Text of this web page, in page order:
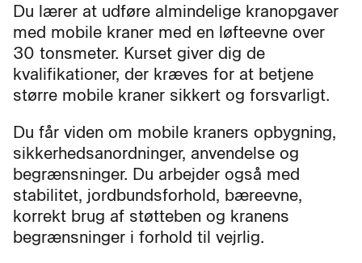
Du lærer at udføre almindelige kranopgaver
med mobile kraner med en løfteevne over
30 tonsmeter. Kurset giver dig de
kvalifikationer, der kræves for at betjene
større mobile kraner sikkert og forsvarligt.
Du får viden om mobile kraners opbygning,
sikkerhedsanordninger, anvendelse og
begrænsninger. Du arbejder også med
stabilitet, jordbundsforhold, bæreevne,
korrekt brug af støtteben og kranens
begrænsninger i forhold til vejrlig.